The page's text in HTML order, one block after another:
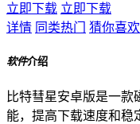
立即下载 立即下载
详情 同类热门 猜你喜欢
软件介绍
比特彗星安卓版是一款
能，提高下载速度和稳